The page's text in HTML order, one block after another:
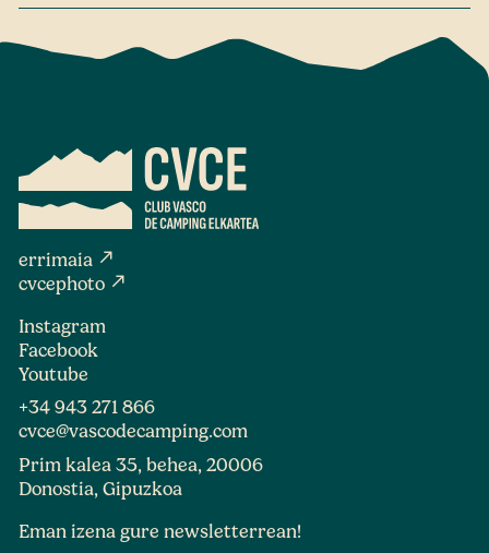
errimaia north_east
cvcephoto north_east
Instagram
Facebook
Youtube
+34 943 271 866
cvce@vascodecamping.com
Prim kalea 35, behea, 20006
Donostia, Gipuzkoa
Eman izena gure newsletterrean!